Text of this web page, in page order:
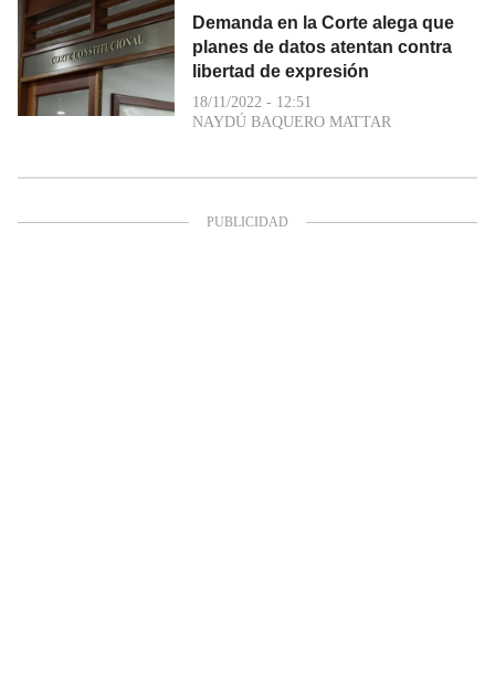
Demanda en la Corte alega que
planes de datos atentan contra
libertad de expresión
18/11/2022 - 12:51
NAYDÚ BAQUERO MATTAR